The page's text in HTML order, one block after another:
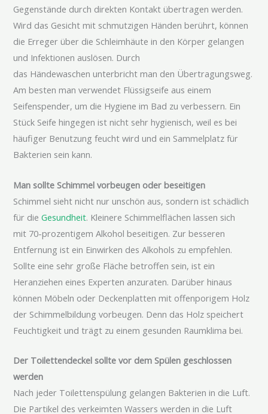
Gegenstände durch direkten Kontakt übertragen werden.
Wird das Gesicht mit schmutzigen Händen berührt, können
die Erreger über die Schleimhäute in den Körper gelangen
und Infektionen auslösen. Durch
das Händewaschen unterbricht man den Übertragungsweg.
Am besten man verwendet Flüssigseife aus einem
Seifenspender, um die Hygiene im Bad zu verbessern. Ein
Stück Seife hingegen ist nicht sehr hygienisch, weil es bei
häufiger Benutzung feucht wird und ein Sammelplatz für
Bakterien sein kann.
Man sollte Schimmel vorbeugen oder beseitigen
Schimmel sieht nicht nur unschön aus, sondern ist schädlich
für dieGesundheit. Kleinere Schimmelflächen lassen sich
mit 70-prozentigem Alkohol beseitigen. Zur besseren
Entfernung ist ein Einwirken des Alkohols zu empfehlen.
Sollte eine sehr große Fläche betroffen sein, ist ein
Heranziehen eines Experten anzuraten. Darüber hinaus
können Möbeln oder Deckenplatten mit offenporigem Holz
der Schimmelbildung vorbeugen. Denn das Holz speichert
Feuchtigkeit und trägt zu einem gesunden Raumklima bei.
Der Toilettendeckel sollte vor dem Spülen geschlossen
werden
Nach jeder Toilettenspülung gelangen Bakterien in die Luft.
Die Partikel desverkeimten Wassers werden in die Luft